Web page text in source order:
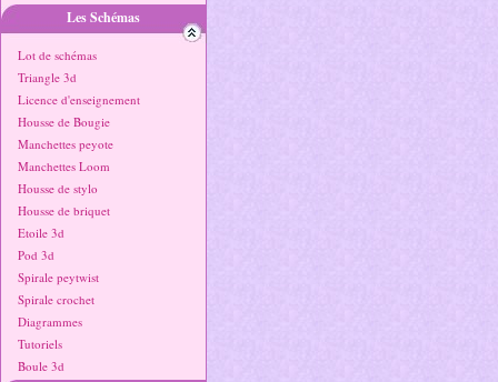
Les Schémas
Lot de schémas
Triangle 3d
Licence d'enseignement
Housse de Bougie
Manchettes peyote
Manchettes Loom
Housse de stylo
Housse de briquet
Etoile 3d
Pod 3d
Spirale peytwist
Spirale crochet
Diagrammes
Tutoriels
Boule 3d